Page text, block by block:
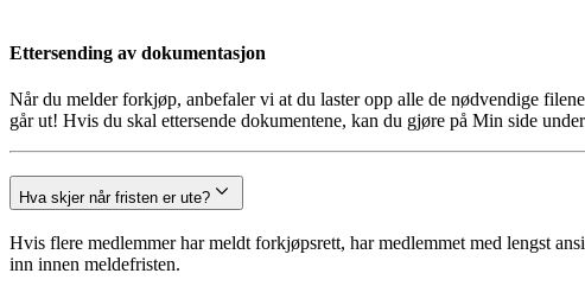
Ettersending av dokumentasjon
Når du melder forkjøp, anbefaler vi at du laster opp alle de nødvendige
går ut! Hvis du skal ettersende dokumentene, kan du gjøre på Min side
Hva skjer når fristen er ute?
Hvis flere medlemmer har meldt forkjøpsrett, har medlemmet med lengst
inn innen meldefristen.